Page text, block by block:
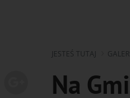
JESTEŚ TUTAJ
Na